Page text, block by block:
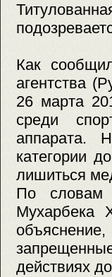
Как
агентства
26 марта
среди
аппарата.
категории
лишиться
По словам
Мухарбека
действиях